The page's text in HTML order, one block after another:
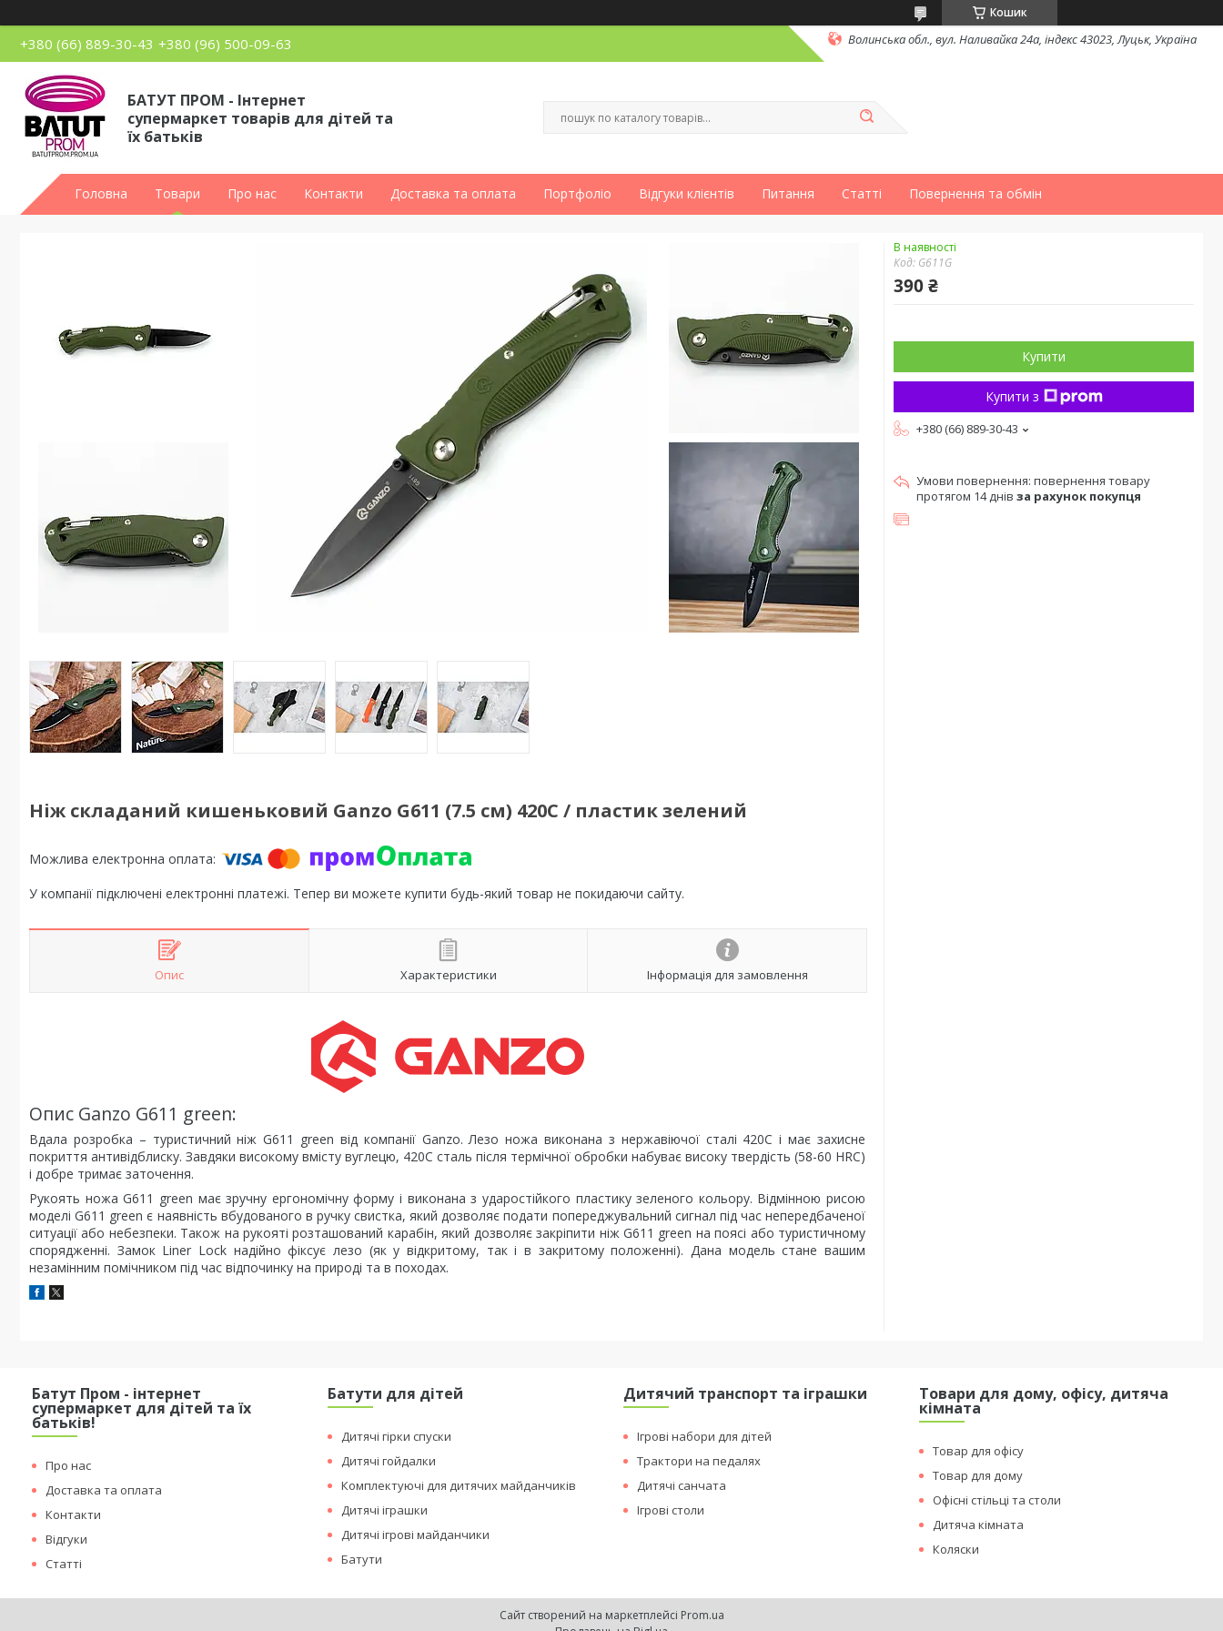
Кошик
+380 (66) 889-30-43 +380 (96) 500-09-63 Волинська обл., вул. Наливайка 24а, індекс 43023, Луцьк, Україна
БАТУТ ПРОМ - Інтернет
супермаркет товарів для дітей та
їх батьків
Головна Товари Про нас Контакти Доставка та оплата Портфоліо Відгуки клієнтів Питання Статті Повернення та обмін
Ніж складаний кишеньковий Ganzo G611 (7.5 см) 420C / пластик зелений
У компанії підключені електронні платежі. Тепер ви можете купити будь-який товар не покидаючи сайту.
Опис Характеристики Інформація для замовлення
Опис Ganzo G611 green:
Вдала розробка – туристичний ніж G611 green від компанії Ganzo. Лезо ножа виконана з нержавіючої сталі 420С і має захисне
покриття антивідблиску. Завдяки високому вмісту вуглецю, 420С сталь після термічної обробки набуває високу твердість (58-60 HRC)
і добре тримає заточення.
Рукоять ножа G611 green має зручну ергономічну форму і виконана з ударостійкого пластику зеленого кольору. Відмінною рисою
моделі G611 green є наявність вбудованого в ручку свистка, який дозволяє подати попереджувальний сигнал під час непередбаченої
ситуації або небезпеки. Також на рукояті розташований карабін, який дозволяє закріпити ніж G611 green на поясі або туристичному
спорядженні. Замок Liner Lock надійно фіксує лезо (як у відкритому, так і в закритому положенні). Дана модель стане вашим
незамінним помічником під час відпочинку на природі та в походах.
В наявності
Код: G611G
390 ₴
Купити
Купити з
+380 (66) 889-30-43
повернення товару
протягом 14 днів за рахунок покупця
Батут Пром - інтернет
супермаркет для дітей та їх
батьків!
Про нас
Доставка та оплата
Контакти
Відгуки
Статті
Батути для дітей
Дитячі гірки спуски
Дитячі гойдалки
Комплектуючі для дитячих майданчиків
Дитячі іграшки
Дитячі ігрові майданчики
Батути
Дитячий транспорт та іграшки
Ігрові набори для дітей
Трактори на педалях
Дитячі санчата
Ігрові столи
Товари для дому, офісу, дитяча
кімната
Товар для офісу
Товар для дому
Офісні стільці та столи
Дитяча кімната
Коляски
Сайт створений на маркетплейсі Prom.ua